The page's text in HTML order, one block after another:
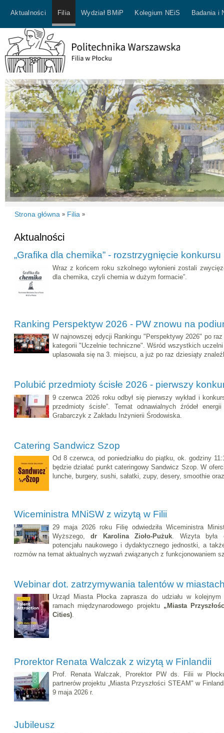
Aktualności Filia Wydział BMiP Kolegium NEiS Badania i
Strona główna » Filia »
Aktualności
„Grafika dla chemika” - rozstrzygnięcie konkursu
Wraz z końcem roku szkolnego wyłonieni zostali
dla chemika, czyli chemia w dużym formacie”.
Ranking Perspektyw 2026 - PW znowu na
W najnowszej edycji Rankingu "Perspektywy 2026" po
kategorii "Uczelnie techniczne". Wśród wszystkich
uplasowała się na 3. miejscu, a już po raz dziesiąty
Polubić przedmioty ścisłe 2026 - pierwszy
9 czerwca 2026 roku odbył się pierwszy wykład i
przedmioty ścisłe”. Temat odnawialnych źródeł
Grabarczyk z Zakładu Inżynierii Środowiska.
Catering Sandwicz Szop
Od 8 czerwca, od poniedziałku do piątku, ok. godziny
będzie działać punkt cateringowy Sandwicz Szop. W
lunche, burgery, sushi, sałatki, zupy, desery, smoothie
Wiceministra MNiSW z wizytą w Filii
29 maja 2026 roku Filię odwiedziła Wiceministra
Wyższego,dr Karolina Zioło-Pużuk . Wizyta była
potencjału naukowego i dydaktycznego jednostki, a
rozmów na temat aktualnych wyzwań związanych z funkcjonowaniem
Webinar dot. zatrzymywania talentów w
Urząd Miasta Płocka zaprasza do udziału w
ramach międzynarodowego projektu „Miasta
Cities).
Prorektor Renata Walczak z wizytą w Finlandii
Prof. Renata Walczak, Prorektor PW ds. Filii w
partnerów projektu „Miasta Przyszłości STEAM" w
9 maja 2026 r.
Jubileusz